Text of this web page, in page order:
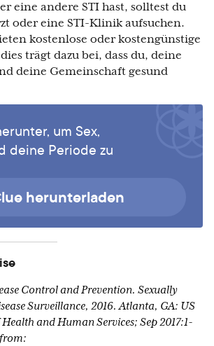
eine andere STI hast, solltest du
oder eine STI-Klinik aufsuchen.
kostenlose oder kostengünstige
trägt dazu bei, dass du, deine
deine Gemeinschaft gesund
um Sex,
deine Periode zu
herunterladen
Control and Prevention. Sexually
Surveillance, 2016. Atlanta, GA: US
and Human Services; Sep 2017:1-